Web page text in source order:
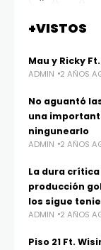
+VISTOS
Mau y Ricky
ADMIN 2 AÑOS
No aguantó
una
ningunearlo
ADMIN 2 AÑOS
La dura
producción
los sigue
ADMIN 2 AÑOS
Piso 21 Ft.